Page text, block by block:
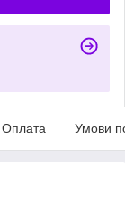
Оплата Умови